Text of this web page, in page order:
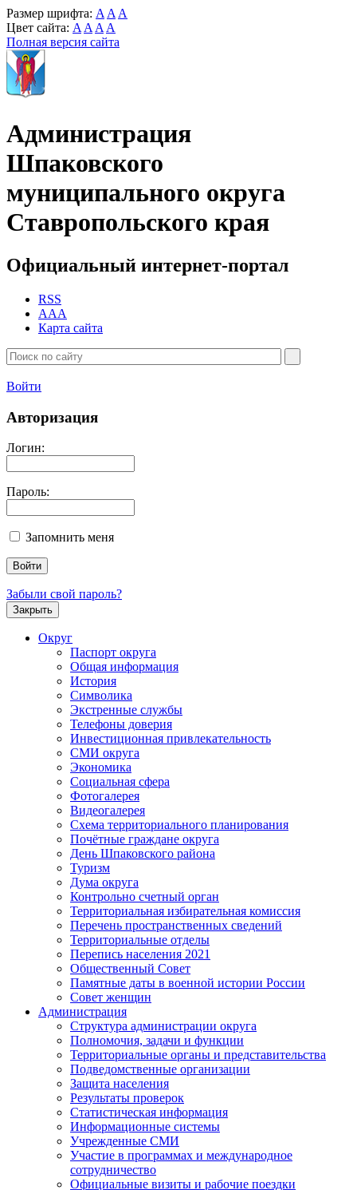
Размер шрифта: A A A
Цвет сайта: A A A A
Полная версия сайта
Администрация
Шпаковского
муниципального округа
Ставропольского края
Официальный интернет-портал
RSS
AAA
Карта сайта
Войти
Авторизация
Логин:
Пароль:
Запомнить меня
Забыли свой пароль?
Закрыть
Округ
Паспорт округа
Общая информация
История
Символика
Экстренные службы
Телефоны доверия
Инвестиционная привлекательность
СМИ округа
Экономика
Социальная сфера
Фотогалерея
Видеогалерея
Схема территориального планирования
Почётные граждане округа
День Шпаковского района
Туризм
Дума округа
Контрольно счетный орган
Территориальная избирательная комиссия
Перечень пространственных сведений
Территориальные отделы
Перепись населения 2021
Общественный Совет
Памятные даты в военной истории России
Совет женщин
Администрация
Структура администрации округа
Полномочия, задачи и функции
Территориальные органы и представительства
Подведомственные организации
Защита населения
Результаты проверок
Статистическая информация
Информационные системы
Учрежденные СМИ
Участие в программах и международное
сотрудничество
Официальные визиты и рабочие поездки